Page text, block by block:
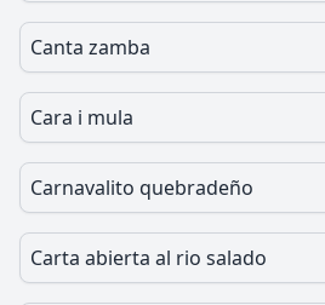
Canta zamba
Cara i mula
Carnavalito quebradeño
Carta abierta al rio salado